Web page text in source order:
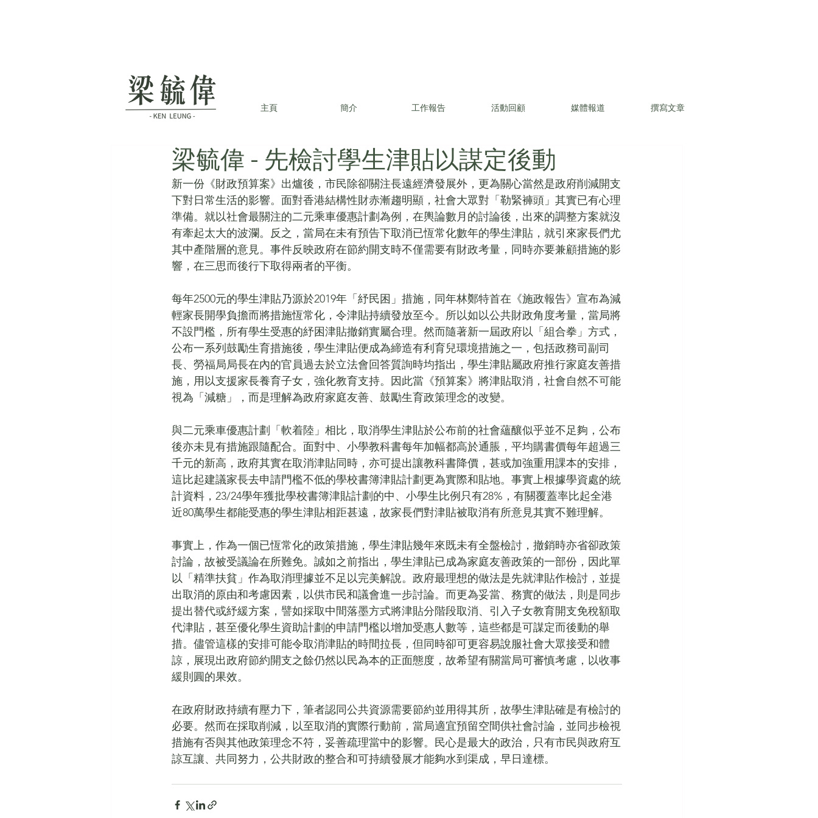
主頁 簡介 工作報告 活動回顧 媒體報道 撰寫文章
梁毓偉 - 先檢討學生津貼以謀定後動
新一份《財政預算案》出爐後，市民除卻關注長遠經濟發展外，更為關心當然是政府削減開支
下對日常生活的影響。面對香港結構性財赤漸趨明顯，社會大眾對「勒緊褲頭」其實已有心理
準備。就以社會最關注的二元乘車優惠計劃為例，在輿論數月的討論後，出來的調整方案就沒
有牽起太大的波瀾。反之，當局在未有預告下取消已恆常化數年的學生津貼，就引來家長們尤
其中產階層的意見。事件反映政府在節約開支時不僅需要有財政考量，同時亦要兼顧措施的影
響，在三思而後行下取得兩者的平衡。
每年2500元的學生津貼乃源於2019年「紓民困」措施，同年林鄭特首在《施政報告》宣布為減
輕家長開學負擔而將措施恆常化，令津貼持續發放至今。所以如以公共財政角度考量，當局將
不設門檻，所有學生受惠的紓困津貼撤銷實屬合理。然而隨著新一屆政府以「組合拳」方式，
公布一系列鼓勵生育措施後，學生津貼便成為締造有利育兒環境措施之一，包括政務司副司
長、勞福局局長在內的官員過去於立法會回答質詢時均指出，學生津貼屬政府推行家庭友善措
施，用以支援家長養育子女，強化教育支持。因此當《預算案》將津貼取消，社會自然不可能
視為「減糖」，而是理解為政府家庭友善、鼓勵生育政策理念的改變。
與二元乘車優惠計劃「軟着陸」相比，取消學生津貼於公布前的社會蘊釀似乎並不足夠，公布
後亦未見有措施跟隨配合。面對中、小學教科書每年加幅都高於通脹，平均購書價每年超過三
千元的新高，政府其實在取消津貼同時，亦可提出讓教科書降價，甚或加強重用課本的安排，
這比起建議家長去申請門檻不低的學校書簿津貼計劃更為實際和貼地。事實上根據學資處的統
計資料，23/24學年獲批學校書簿津貼計劃的中、小學生比例只有28%，有關覆蓋率比起全港
近80萬學生都能受惠的學生津貼相距甚遠，故家長們對津貼被取消有所意見其實不難理解。
事實上，作為一個已恆常化的政策措施，學生津貼幾年來既未有全盤檢討，撤銷時亦省卻政策
討論，故被受議論在所難免。誠如之前指出，學生津貼已成為家庭友善政策的一部份，因此單
以「精準扶貧」作為取消理據並不足以完美解說。政府最理想的做法是先就津貼作檢討，並提
出取消的原由和考慮因素，以供市民和議會進一步討論。而更為妥當、務實的做法，則是同步
提出替代或紓緩方案，譬如採取中間落墨方式將津貼分階段取消、引入子女教育開支免稅額取
代津貼，甚至優化學生資助計劃的申請門檻以增加受惠人數等，這些都是可謀定而後動的舉
措。儘管這樣的安排可能令取消津貼的時間拉長，但同時卻可更容易說服社會大眾接受和體
諒，展現出政府節約開支之餘仍然以民為本的正面態度，故希望有關當局可審慎考慮，以收事
緩則圓的果效。
在政府財政持續有壓力下，筆者認同公共資源需要節約並用得其所，故學生津貼確是有檢討的
必要。然而在採取削減，以至取消的實際行動前，當局適宜預留空間供社會討論，並同步檢視
措施有否與其他政策理念不符，妥善疏理當中的影響。民心是最大的政治，只有市民與政府互
諒互讓、共同努力，公共財政的整合和可持續發展才能夠水到渠成，早日達標。